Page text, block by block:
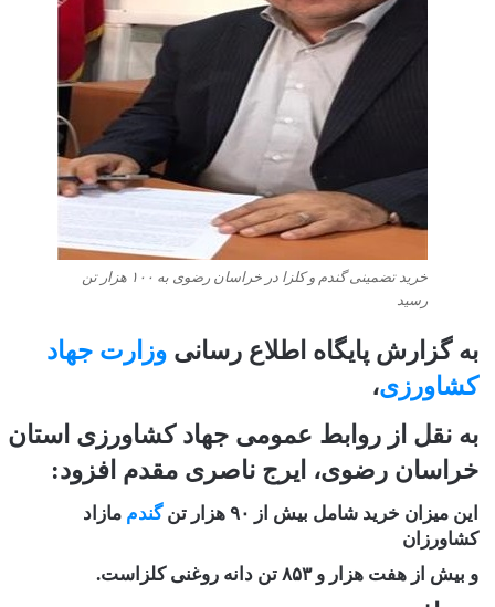
خرید تضمینی گندم و کلزا در خراسان رضوی به ۱۰۰ هزار تن
رسید
به گزارش پایگاه اطلاع رسانی وزارت جهاد
کشاورزی،
به نقل از روابط عمومی جهاد کشاورزی استان
خراسان رضوی، ایرج ناصری ‌مقدم افزود:
این میزان خرید شامل بیش از ۹۰ هزار تنگندم مازاد
کشاورزان
و بیش از هفت هزار و۸۵۳ تن دانه روغنی کلزاست.